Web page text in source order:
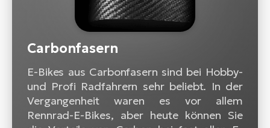
Carbonfasern
E-Bikes aus Carbonfasern sind bei Hobby-
und Profi Radfahrern sehr beliebt. In der
Vergangenheit waren es vor allem
Rennrad-E-Bikes, aber heute können Sie